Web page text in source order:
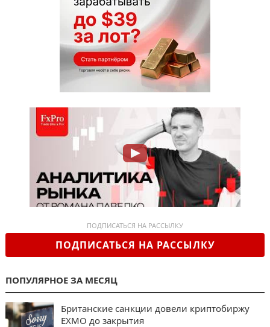
ПОДПИСАТЬСЯ НА РАССЫЛКУ
ПОДПИСАТЬСЯ НА РАССЫЛКУ
ПОПУЛЯРНОЕ ЗА МЕСЯЦ
Британские санкции довели криптобиржу
EXMO до закрытия